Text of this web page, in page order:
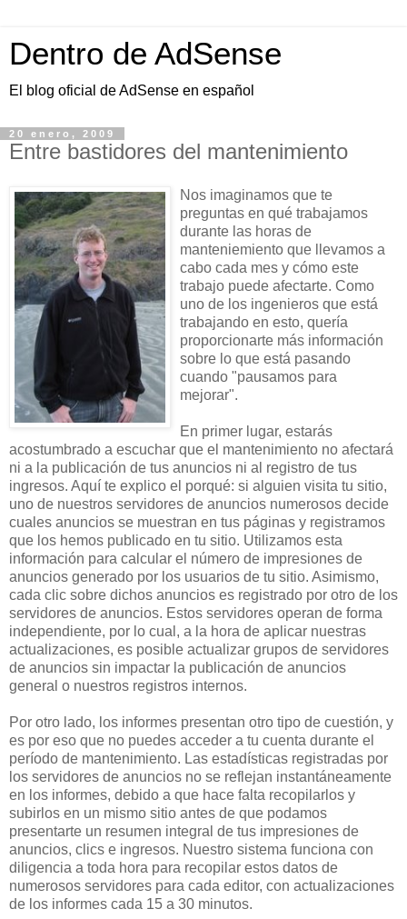
Dentro de AdSense
El blog oficial de AdSense en español
20 enero, 2009
Entre bastidores del mantenimiento
Nos imaginamos que te
preguntas en qué trabajamos
durante las horas de
manteniemiento que llevamos a
cabo cada mes y cómo este
trabajo puede afectarte. Como
uno de los ingenieros que está
trabajando en esto, quería
proporcionarte más información
sobre lo que está pasando
cuando "pausamos para
mejorar".
En primer lugar, estarás
acostumbrado a escuchar que el mantenimiento no afectará
ni a la publicación de tus anuncios ni al registro de tus
ingresos. Aquí te explico el porqué: si alguien visita tu sitio,
uno de nuestros servidores de anuncios numerosos decide
cuales anuncios se muestran en tus páginas y registramos
que los hemos publicado en tu sitio. Utilizamos esta
información para calcular el número de impresiones de
anuncios generado por los usuarios de tu sitio. Asimismo,
cada clic sobre dichos anuncios es registrado por otro de los
servidores de anuncios. Estos servidores operan de forma
independiente, por lo cual, a la hora de aplicar nuestras
actualizaciones, es posible actualizar grupos de servidores
de anuncios sin impactar la publicación de anuncios
general o nuestros registros internos.
Por otro lado, los informes presentan otro tipo de cuestión, y
es por eso que no puedes acceder a tu cuenta durante el
período de mantenimiento. Las estadísticas registradas por
los servidores de anuncios no se reflejan instantáneamente
en los informes, debido a que hace falta recopilarlos y
subirlos en un mismo sitio antes de que podamos
presentarte un resumen integral de tus impresiones de
anuncios, clics e ingresos. Nuestro sistema funciona con
diligencia a toda hora para recopilar estos datos de
numerosos servidores para cada editor, con actualizaciones
de los informes cada 15 a 30 minutos.